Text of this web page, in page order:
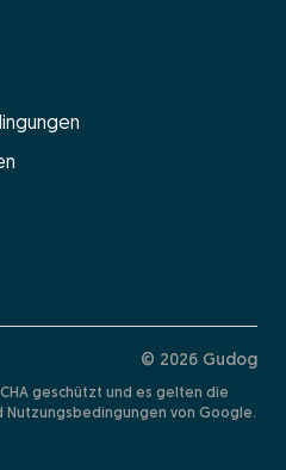
© 2026 Gudog
geschützt und es gelten die
von Google.